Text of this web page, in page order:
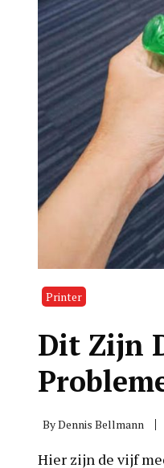
Printer
Dit Zijn
ByDennis Bellmann
Hier zijn de vijf